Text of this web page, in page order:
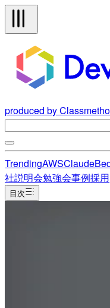
produced by
TrendingAWSClaude
社説明会勉強会事例採用
目次